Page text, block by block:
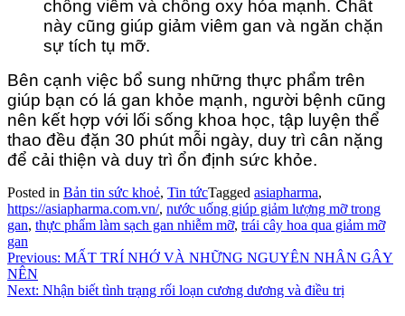
chống viêm và chống oxy hóa mạnh. Chất
này cũng giúp giảm viêm gan và ngăn chặn
sự tích tụ mỡ.
Bên cạnh việc bổ sung những thực phẩm trên
giúp bạn có lá gan khỏe mạnh, người bệnh cũng
nên kết hợp với lối sống khoa học, tập luyện thể
thao đều đặn 30 phút mỗi ngày, duy trì cân nặng
để cải thiện và duy trì ổn định sức khỏe.
Posted in Bản tin sức khoẻ, Tin tứcTagged asiapharma,
https://asiapharma.com.vn/, nước uống giúp giảm lượng mỡ trong
gan, thực phẩm làm sạch gan nhiễm mỡ, trái cây hoa qua giảm mỡ
gan
Điều
hướng
Previous: MẤT TRÍ NHỚ VÀ NHỮNG NGUYÊN NHÂN GÂY
NÊN
Next: Nhận biết tình trạng rối loạn cương dương và điều trị